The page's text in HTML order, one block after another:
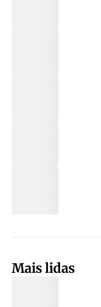
Mais lidas